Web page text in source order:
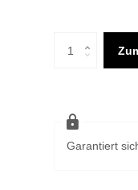
Garantiert